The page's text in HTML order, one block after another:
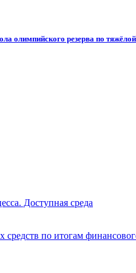
олимпийского резерва по
Доступная среда
по итогам